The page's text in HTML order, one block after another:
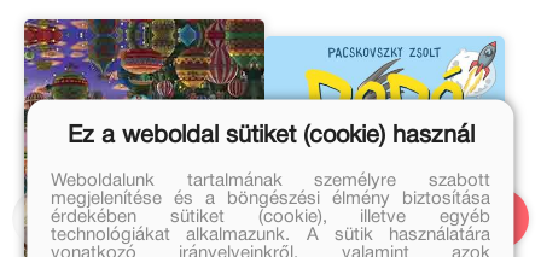
Ez a weboldal sütiket (cookie) használ
Weboldalunk tartalmának személyre szabott
megjelenítése és a böngészési élmény biztosítása
érdekében sütiket (cookie), illetve egyéb
technológiákat alkalmazunk. A sütik használatára
vonatkozó irányelveinkről, valamint azok